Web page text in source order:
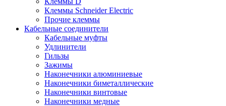
Клеммы Schneider Electric
Прочие клеммы
Кабельные соединители
Кабельные муфты
Удлинители
Гильзы
Зажимы
Наконечники алюминиевые
Наконечники биметаллические
Наконечники винтовые
Наконечники медные